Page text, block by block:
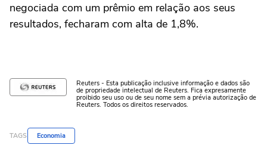
negociada com um prêmio em relação aos seus
resultados, fecharam com alta de 1,8%.
Reuters - Esta publicação inclusive informação e dados são
de propriedade intelectual de Reuters. Fica expresamente
proibido seu uso ou de seu nome sem a prévia autorização de
Reuters. Todos os direitos reservados.
TAGS Economia